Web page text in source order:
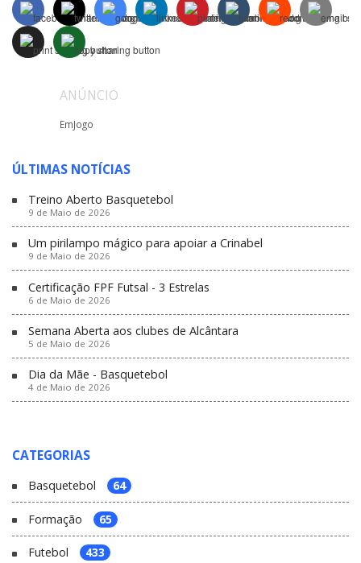
ANÚNCIO
EmJogo
ÚLTIMAS NOTÍCIAS
Treino Aberto Basquetebol
9 de Maio de 2026
Um pirilampo mágico para apoiar a Crinabel
9 de Maio de 2026
Certificação FPF Futsal - 3 Estrelas
6 de Maio de 2026
Semana Aberta aos clubes de Alcântara
5 de Maio de 2026
Dia da Mãe - Basquetebol
4 de Maio de 2026
CATEGORIAS
Basquetebol 64
Formação 65
Futebol 433